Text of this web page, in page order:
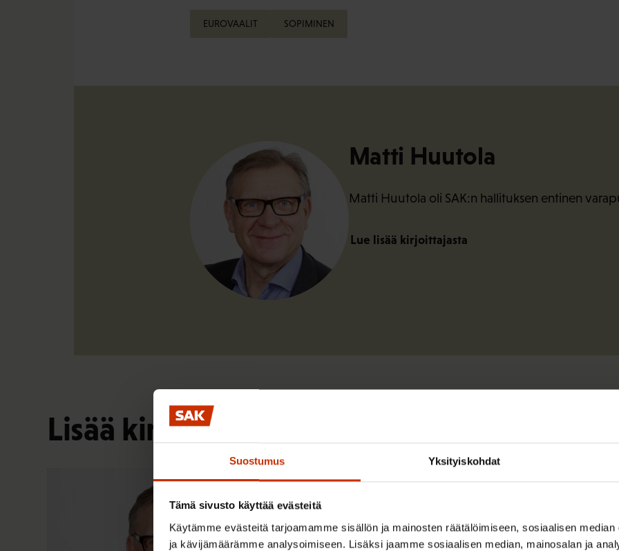
Suostumus Yksityiskohdat
Tämä sivusto käyttää evästeitä
Käytämme evästeitä tarjoamamme sisällön ja mainosten räätälöimiseen, sosiaalisen
ja kävijämäärämme analysoimiseen. Lisäksi jaamme sosiaalisen median, mainosalan ja
EUROVAALIT SOPIMINEN
Matti Huutola
Matti Huutola oli SAK:n hallituksen entinen
Lue lisää kirjoittajasta
Lisää kirjoittajalta
TASA-ARVO JA YHDENVERTAISUUS